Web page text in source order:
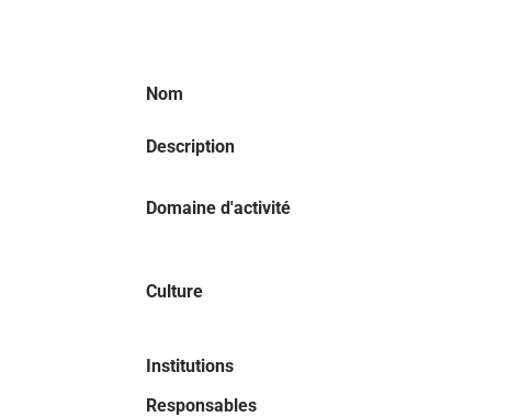
Nom
Description
Domaine d'activité
Culture
Institutions
Responsables